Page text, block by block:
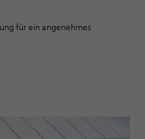
für ein angenehmes